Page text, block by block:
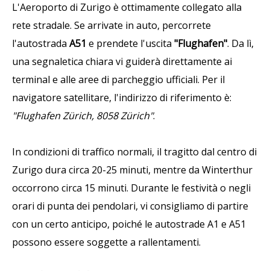
L'Aeroporto di Zurigo è ottimamente collegato alla
rete stradale. Se arrivate in auto, percorrete
l'autostrada A51 e prendete l'uscita "Flughafen". Da lì,
una segnaletica chiara vi guiderà direttamente ai
terminal e alle aree di parcheggio ufficiali. Per il
navigatore satellitare, l'indirizzo di riferimento è:
"Flughafen Zürich, 8058 Zürich".
In condizioni di traffico normali, il tragitto dal centro di
Zurigo dura circa 20-25 minuti, mentre da Winterthur
occorrono circa 15 minuti. Durante le festività o negli
orari di punta dei pendolari, vi consigliamo di partire
con un certo anticipo, poiché le autostrade A1 e A51
possono essere soggette a rallentamenti.